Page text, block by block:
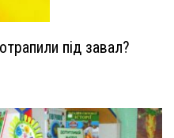
під завал?